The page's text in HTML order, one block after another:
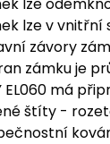
lze v
závory
zámku je
EL060 má
štíty -